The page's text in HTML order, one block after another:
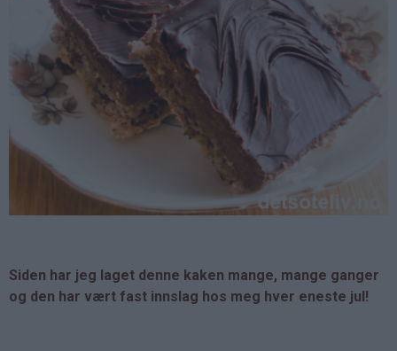
Siden har jeg laget denne kaken mange, mange ganger
og den har vært fast innslag hos meg hver eneste jul!